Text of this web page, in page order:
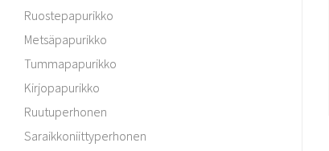
Ruostepapurikko
Metsäpapurikko
Tummapapurikko
Kirjopapurikko
Ruutuperhonen
Saraikkoniittyperhonen